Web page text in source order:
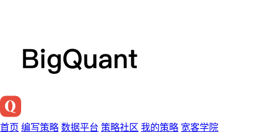
首页 编写策略 数据平台 策略社区 我的策略 宽客学院